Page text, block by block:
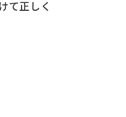
て正しく